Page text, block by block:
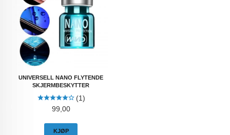
UNIVERSELL NANO FLYTENDE
SKJERMBESKYTTER
(1)
Pris
99,00
KJØP